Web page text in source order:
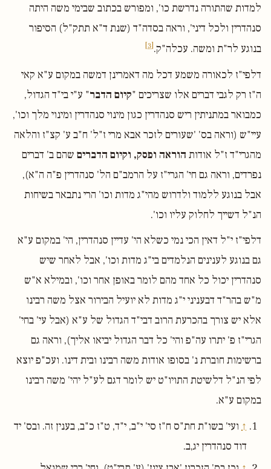
למדות שהתורה נדרשת כו', ומפורש בכתוב שבימי משה היתה
סנהדרין ולכל דיני', וראה בסדה"ד (שנת ד"א תתק"ל) הסיפור
בנוגע לר"ת ומשה. עכלה"ק.[3]
דלפי"ז לכאורה משמע דכל מה דאמרינן דמשה במקום ע"א קאי
ה"ז רק לגבי דברים אלו שצריכים "קיום הדבר" ע"י בי"ד הגדול,
כמבואר במתניתין ריש סנהדרין כגון מינוי סנהדרין ומינוי מלך וכו',
עיי"ש (וראה בס' 'שעורים לזכר אבא מרי ז"ל' ח"ב ע' קצ"ז והלאה
מהגרי"ד ז"ל אודות הוראה ופסק, וקיום הדברים שהם ב' דברים
נפרדים, וראה גם חי' הגרי"ז על הרמב"ם הל' סנהדרין פ"ה ה"א),
אבל בנוגע ללמוד ולדרוש מהי"ג מדות וכו' הרי נתבאר בשיחות
הנ"ל דשייך לחלוק עליו וכו'.
דלפי"ז י"ל דאין הכי נמי כשלא הי' עדיין סנהדרין, הי' במקום ע"א
גם בנוגע לענינים הנלמדים בי"ג מדות וכו', אבל לאחר שיש
סנהדרין יכול כל אחד מהם לומר באופן אחר וכו', ובמילא א"ש
מ"ש בהר"ד דבעניני י"ג מדות לא יועיל הבירור אצל משה רבינו
אלא יש צורך בהכרעת הרוב דבי"ד הגדול של ע"א (אבל עי' בחי'
הגרי"ז פ' יתרו עה"פ והי' כל דבר הגדול יביאו אליך), וראה גם
ברשימות חוברת נ' בסופו אודות משה רבינו ובית דינו. ועכ"פ יוצא
לפי הנ"ל דלשיטת התויו"ט יש לומר דגם לע"ל יהי' משה רבינו
במקום ע"א.
↑ ועי' בשו"ת חת"ס ח"ז סי' י"ב, י"ד, ט"ז כ"ב, בענין זה. ובס' יד
דוד סנהדרין יג,ב.